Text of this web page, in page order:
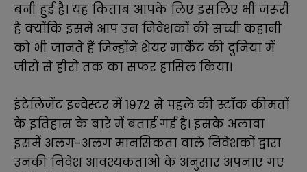
बनी हुई है। यह किताब आपके लिए इसलिए भी जरूरी
है क्योंकि इसमें आप उन निवेशकों की सच्ची कहानी
को भी जानते हैं जिन्होंने शेयर मार्केट की दुनिया में
जीरो से हीरो तक का सफर हासिल किया।
इंटेलिजेंट इन्वेस्टर में 1972 से पहले की स्टॉक कीमतों
के इतिहास के बारे में बताई गई है। इसके अलावा
इसमें अलग-अलग मानसिकता वाले निवेशकों द्वारा
उनकी निवेश आवश्यकताओं के अनुसार अपनाए गए